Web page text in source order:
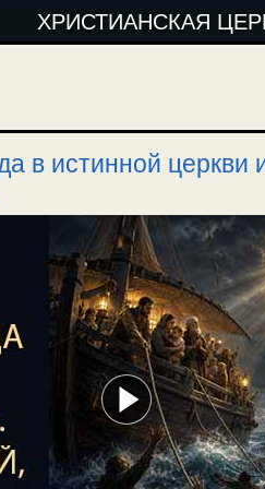
ХРИСТИАНСКАЯ
в истинной церкви